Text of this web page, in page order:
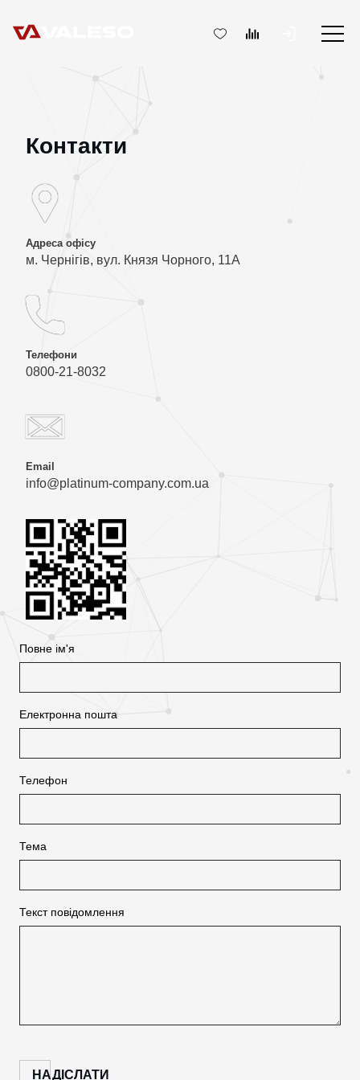
Контакти
Адреса офісу
м. Чернігів, вул. Князя Чорного, 11А
Телефони
0800-21-8032
Email
info@platinum-company.com.ua
Повне ім'я
Електронна пошта
Телефон
Тема
Текст повідомлення
НАДІСЛАТИ